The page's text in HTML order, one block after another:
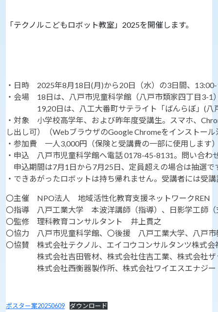
「テクノルこどもロボット教室」2025を開催します。
・日時 2025年8月18日(月)から20日（水）の3日間、
・会場 18日は、八戸市児童科学館（八戸市類家四丁目3-1
19,20日は、八工大番町サテライト「ばんらぼ」(
・対象 小学校高学年、および昨年度受講生。スマホ、
し出し可）（WebブラウザのGoogle Chromeをインストール
・参加費 一人3,000円（保険と受講費の一部に使用します
・申込 八戸市児童科学館へ電話 0178-45-8131。問い合わ
申込期間は7月1日から7月25日、定員超えの場合は抽選で
・できあがったロボットは持ち帰れません。受講者には受
〇主催 NPO法人 地域活性化教育支援ネットワークREN
〇指導 八戸工業大学 本波洋講師（指導）、日影学工師（
〇監修 理科教育コンサルタント 井上貫之
〇協力 八戸市児童科学館、〇後援 八戸工業大学、八戸市
〇協賛 株式会社テクノル、エイコウコンサルタンツ株式会
株式会社吉田管材、株式会社住吉工業、株式会社ザ
株式会社西衡器製作所、株式会社ワイエスエナジー
ポスター案20250609 ダウンロード